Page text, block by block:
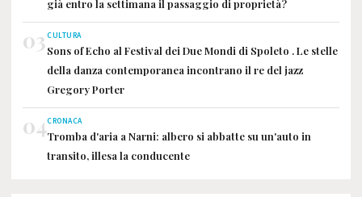
già entro la settimana il passaggio di proprietà?
03CULTURA
Sons of Echo al Festival dei Due Mondi di Spoleto . Le stelle
della danza contemporanea incontrano il re del jazz
Gregory Porter
04CRONACA
Tromba d'aria a Narni: albero si abbatte su un'auto in
transito, illesa la conducente